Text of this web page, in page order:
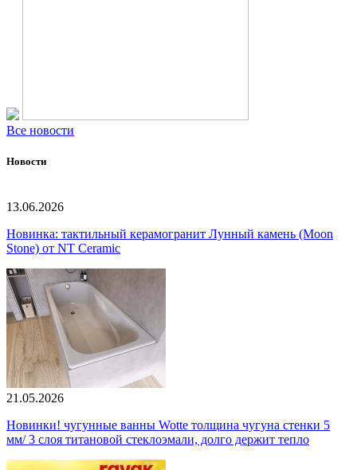
Все новости
Новости
13.06.2026
Новинка: тактильный керамогранит Лунный камень (Moon
Stone) от NT Ceramic
21.05.2026
Новинки! чугунные ванны Wotte толщина чугуна стенки 5
мм/ 3 слоя титановой стеклоэмали, долго держит тепло